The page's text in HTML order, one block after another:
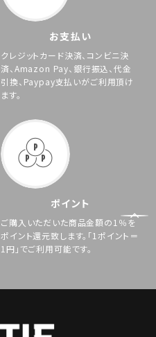
お支払い
クレジットカード決済、コンビニ決
済、Amazon Pay、銀行振込、代金
引換、Paypay支払いがご利用頂け
ます。
ポイント
ご購入いただいた商品金額の1％を
ポイント還元致します。「1ポイント＝
1円」でご利用可能です。